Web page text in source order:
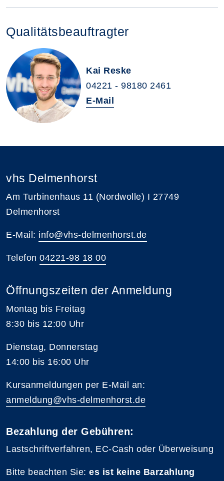
Qualitätsbeauftragter
Kai Reske
04221 - 98180 2461
E-Mail
vhs Delmenhorst
Am Turbinenhaus 11 (Nordwolle) I 27749
Delmenhorst
E-Mail: info@vhs-delmenhorst.de
Telefon 04221-98 18 00
Öffnungszeiten der Anmeldung
Montag bis Freitag
8:30 bis 12:00 Uhr
Dienstag, Donnerstag
14:00 bis 16:00 Uhr
Kursanmeldungen per E-Mail an:
anmeldung@vhs-delmenhorst.de
Bezahlung der Gebühren:
Lastschriftverfahren, EC-Cash oder Überweisung
Bitte beachten Sie: es ist keine Barzahlung